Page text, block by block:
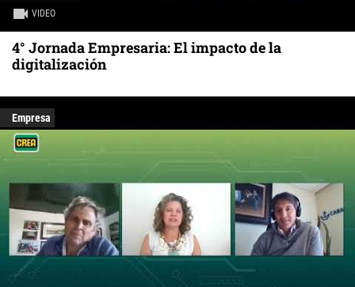
VIDEO
4° Jornada Empresaria: El impacto de la
digitalización
Empresa